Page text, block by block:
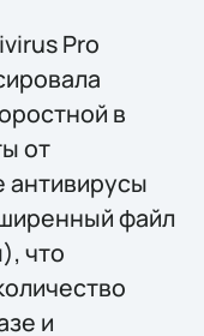
Pro
в
от
файл
что
и